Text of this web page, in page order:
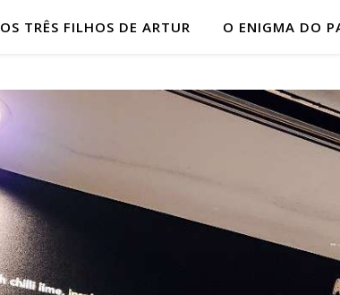
OS TRÊS FILHOS DE ARTUR O ENIGMA DO